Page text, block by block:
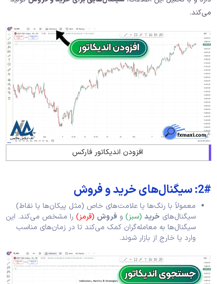
می‌کند.
افزودن اندیکاتور فارکس
2#: سیگنال‌های خرید و فروش
معمولاً با رنگ‌ها یا علامت‌های خاص (مثل پیکان‌ها یا نقاط)
سیگنال‌های خرید (سبز) و فروش (قرمز) را مشخص می‌کند. این
سیگنال‌ها به معامله‌گران کمک می‌کند تا در زمان‌های مناسب
وارد یا خارج از بازار شوند.